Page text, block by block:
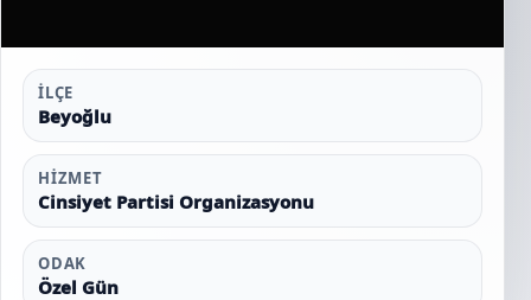
İLÇE
Beyoğlu
HIZMET
Cinsiyet Partisi Organizasyonu
ODAK
Özel Gün